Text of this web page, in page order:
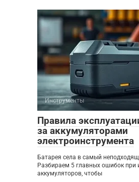
Инструменты
Правила
за аккумуляторами
электроинструмента
Батарея села в самый
Разбираем 5 главных ошибок при
аккумуляторов, чтобы